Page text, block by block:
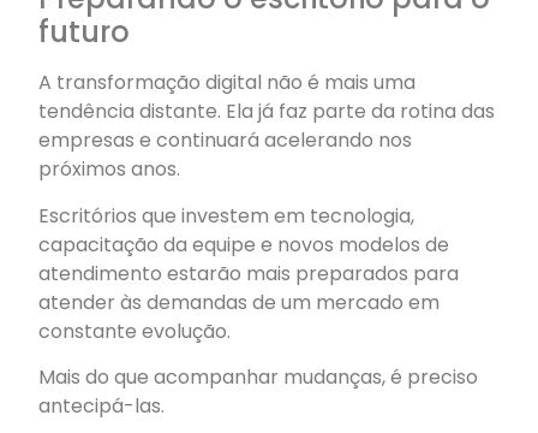
futuro
A transformação digital não é mais uma
tendência distante. Ela já faz parte da rotina das
empresas e continuará acelerando nos
próximos anos.
Escritórios que investem em tecnologia,
capacitação da equipe e novos modelos de
atendimento estarão mais preparados para
atender às demandas de um mercado em
constante evolução.
Mais do que acompanhar mudanças, é preciso
antecipá-las.